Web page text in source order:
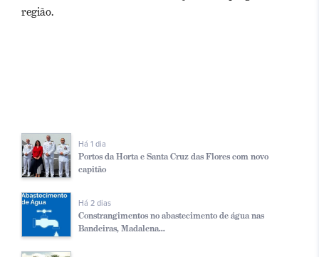
região.
Há 1 dia
Portos da Horta e Santa Cruz das Flores com novo
capitão
Há 2 dias
Constrangimentos no abastecimento de água nas
Bandeiras, Madalena...